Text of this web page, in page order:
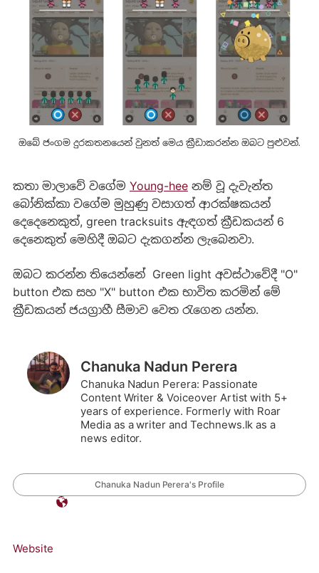
ඔබේ ජංගම දුරකතනයෙන් වුනත් මෙය ක්‍රීඩාකරන්න ඔබට පුළුවන්.
කතා මාලාවේ වගේම Young-heeනම් වූ දැවැන්ත
බෝනික්කා වගේම මුහුණු වසාගත් ආරක්ෂකයන්
දෙදෙනෙකුත්, green tracksuits ඇඳගත් ක්‍රීඩකයන් 6
දෙනෙකුත් මෙහිදී ඔබට දැකගන්න ලැබෙනවා.
ඔබට කරන්න තියෙන්නේ Green light අවස්ථාවේදී "O"
button එක සහ "X" button එක භාවිත කරමින් මේ
ක්‍රීඩකයන් ජයග්‍රාහී සීමාව වෙත රැගෙන යන්න.
Chanuka Nadun Perera
Chanuka Nadun Perera: Passionate
Content Writer & Voiceover Artist with 5+
years of experience. Formerly with Roar
Media as a writer and Technews.lk as a
news editor.
Chanuka Nadun Perera's Profile
Website